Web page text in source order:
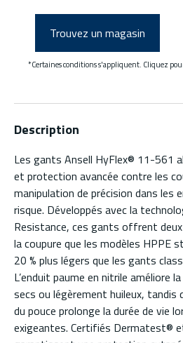
Trouvez un magasin
*Certaines conditions s'appliquent. Cliquez
Description
Les gants Ansell HyFlex® 11-561
et protection avancée contre les
manipulation de précision dans les
risque. Développés avec la
Resistance, ces gants offrent
la coupure que les modèles HPPE
20 % plus légers que les gants
L’enduit paume en nitrile améliore
secs ou légèrement huileux, tandis
du pouce prolonge la durée de vie
exigeantes. Certifiés Dermatest®